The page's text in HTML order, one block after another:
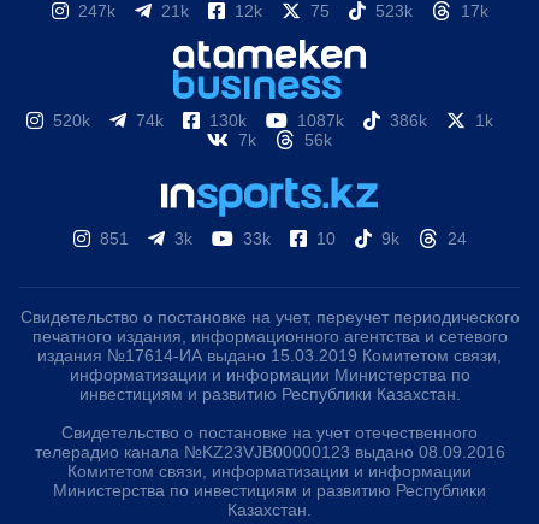
247k 21k 12k 75 523k 17k
520k 74k 130k 1087k 386k
1k
7k
56k
851 3k 33k 10 9k 24
Свидетельство о постановке на учет, переучет периодического
печатного издания, информационного агентства и сетевого
издания №17614-ИА выдано 15.03.2019 Комитетом связи,
информатизации и информации Министерства по
инвестициям и развитию Республики Казахстан.
Свидетельство о постановке на учет отечественного
телерадио канала №KZ23VJB00000123 выдано 08.09.2016
Комитетом связи, информатизации и информации
Министерства по инвестициям и развитию Республики
Казахстан.